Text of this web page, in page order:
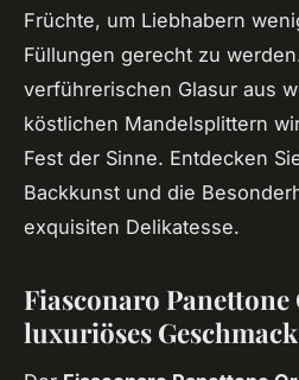
Früchte, um Liebhabern
Füllungen gerecht zu
verführerischen Glasur aus
köstlichen Mandelsplittern
Fest der Sinne. Entdecken
Backkunst und die
exquisiten Delikatesse.
Fiasconaro
luxuriöses